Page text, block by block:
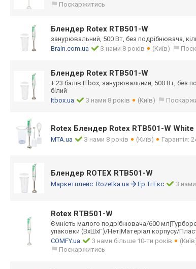
Поскаржитись
Блендер Rotex RTB501-W
занурювальний, 500 Вт, без подрібнювача,
Brain.com.ua
З нами 8 років (Київ)
Блендер Rotex RTB501-W
+ 23 балів ITbox, занурювальний, 500 Вт, без
білий
Itbox.ua
З нами 8 років (Київ)
Rotex Блендер Rotex RTB501-W White
MTA.ua З нами 8 років (Київ) Гарантія:
Блендер ROTEX RTB501-W
Маркетплейс: Rozetka.ua Ер.Ті.Екс З
Rotex RTB501-W
Ємність малого подрібнювача/600
упаковки (ВхШхГ)/Нет|Матеріал корпусу/
COMFY.ua
З нами більше 10-ти років
Поскаржитись